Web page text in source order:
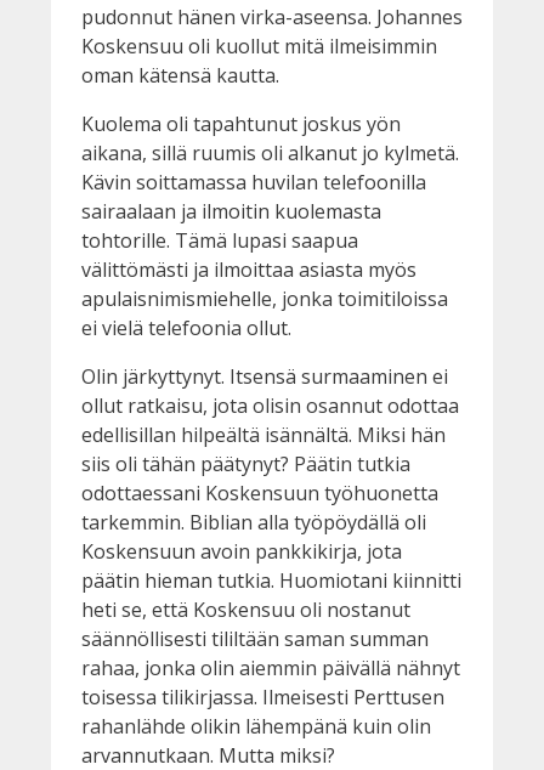
pudonnut hänen virka-aseensa. Johannes
Koskensuu oli kuollut mitä ilmeisimmin
oman kätensä kautta.
Kuolema oli tapahtunut joskus yön
aikana, sillä ruumis oli alkanut jo kylmetä.
Kävin soittamassa huvilan telefoonilla
sairaalaan ja ilmoitin kuolemasta
tohtorille. Tämä lupasi saapua
välittömästi ja ilmoittaa asiasta myös
apulaisnimismiehelle, jonka toimitiloissa
ei vielä telefoonia ollut.
Olin järkyttynyt. Itsensä surmaaminen ei
ollut ratkaisu, jota olisin osannut odottaa
edellisillan hilpeältä isännältä. Miksi hän
siis oli tähän päätynyt? Päätin tutkia
odottaessani Koskensuun työhuonetta
tarkemmin. Biblian alla työpöydällä oli
Koskensuun avoin pankkikirja, jota
päätin hieman tutkia. Huomiotani kiinnitti
heti se, että Koskensuu oli nostanut
säännöllisesti tililtään saman summan
rahaa, jonka olin aiemmin päivällä nähnyt
toisessa tilikirjassa. Ilmeisesti Perttusen
rahanlähde olikin lähempänä kuin olin
arvannutkaan. Mutta miksi?